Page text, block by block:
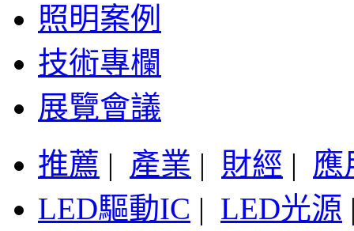
照明案例
技術專欄
展覽會議
推薦 | 產業 | 財經 | 應
LED驅動IC | LED光源